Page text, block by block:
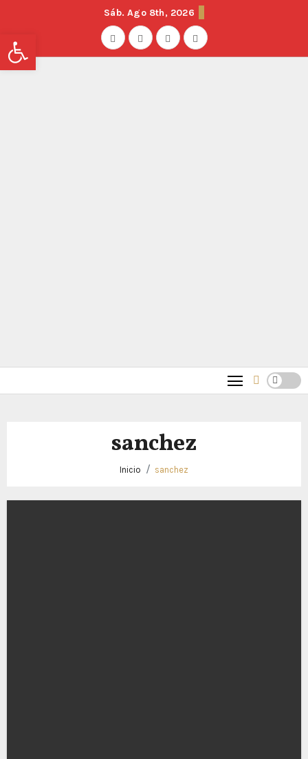
Sáb. Ago 8th, 2026
sanchez
Inicio sanchez
Abrir barra de herramientas